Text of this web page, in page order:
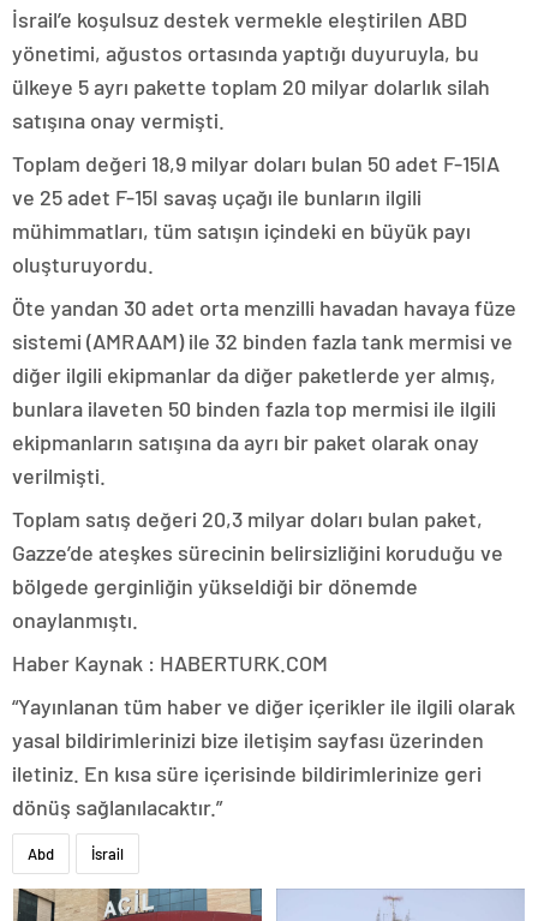
İsrail’e koşulsuz destek vermekle eleştirilen ABD
yönetimi, ağustos ortasında yaptığı duyuruyla, bu
ülkeye 5 ayrı pakette toplam 20 milyar dolarlık silah
satışına onay vermişti.
Toplam değeri 18,9 milyar doları bulan 50 adet F-15IA
ve 25 adet F-15I savaş uçağı ile bunların ilgili
mühimmatları, tüm satışın içindeki en büyük payı
oluşturuyordu.
Öte yandan 30 adet orta menzilli havadan havaya füze
sistemi (AMRAAM) ile 32 binden fazla tank mermisi ve
diğer ilgili ekipmanlar da diğer paketlerde yer almış,
bunlara ilaveten 50 binden fazla top mermisi ile ilgili
ekipmanların satışına da ayrı bir paket olarak onay
verilmişti.
Toplam satış değeri 20,3 milyar doları bulan paket,
Gazze’de ateşkes sürecinin belirsizliğini koruduğu ve
bölgede gerginliğin yükseldiği bir dönemde
onaylanmıştı.
Haber Kaynak : HABERTURK.COM
“Yayınlanan tüm haber ve diğer içerikler ile ilgili olarak
yasal bildirimlerinizi bize iletişim sayfası üzerinden
iletiniz. En kısa süre içerisinde bildirimlerinize geri
dönüş sağlanılacaktır.”
Abd İsrail